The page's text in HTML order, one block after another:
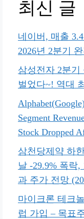
최신 글
네이버, 매출
2026년 2분기
삼성전자 2분기
벌었다~! 역대
Segment
Stock Dropped
삼천당제약 하
날 -29.9% 폭락
과 주가 전망
마이크론 테크
럽 가입 – 목표